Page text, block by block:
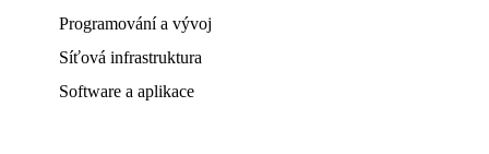
Programování a vývoj
Síťová infrastruktura
Software a aplikace